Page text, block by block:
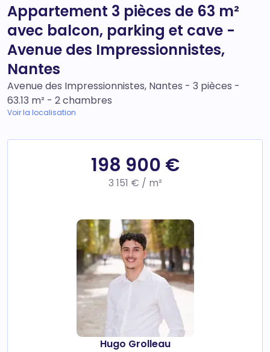
Appartement 3 pièces de 63 m²
avec balcon, parking et cave -
Avenue des Impressionnistes,
Nantes
Avenue des Impressionnistes, Nantes - 3 pièces -
63.13 m² - 2 chambres
Voir la localisation
198 900 €
3 151 € / m²
Hugo Grolleau